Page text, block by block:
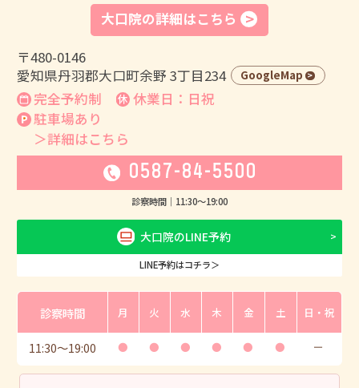
大口院の詳細はこちら
〒480-0146
愛知県丹羽郡大口町余野 3丁目234
GoogleMap
完全予約制
休業日：日祝
駐車場あり
＞詳細はこちら
0587-84-5500
診察時間｜ 11:30〜19:00
大口院のLINE予約
LINE予約はコチラ＞
診察時間 月 火 水 木 金 土 日・祝
11:30〜19:00 ● ● ● ● ● ● ー